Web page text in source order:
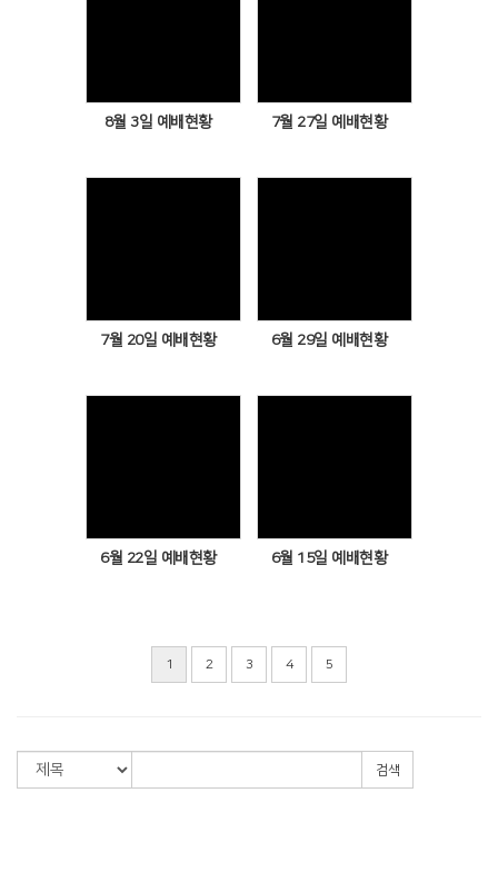
8월 3일 예배현황 7월 27일 예배현황
7월 20일 예배현황 6월 29일 예배현황
6월 22일 예배현황 6월 15일 예배현황
1 2 3 4 5
검색